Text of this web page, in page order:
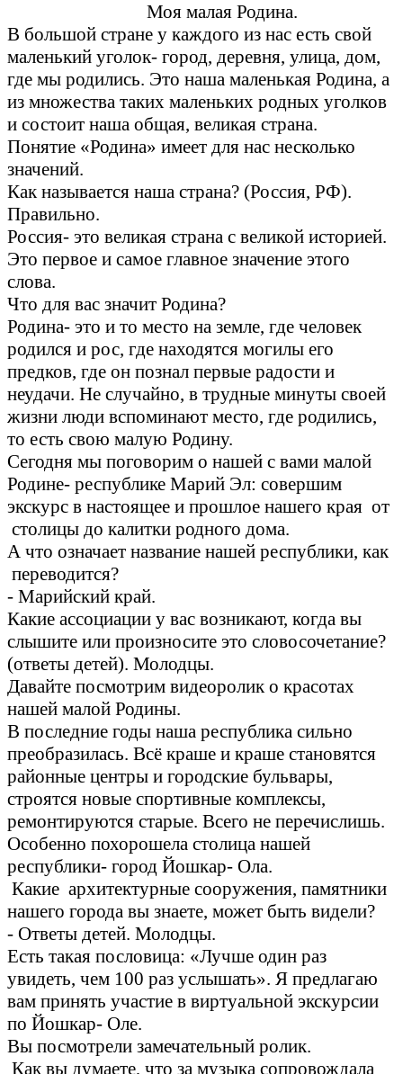
Моя малая Родина.
В большой стране у каждого из нас есть свой
маленький уголок- город, деревня, улица, дом,
где мы родились. Это наша маленькая Родина, а
из множества таких маленьких родных уголков
и состоит наша общая, великая страна.
Понятие «Родина» имеет для нас несколько
значений.
Как называется наша страна? (Россия, РФ).
Правильно.
Россия- это великая страна с великой историей.
Это первое и самое главное значение этого
слова.
Что для вас значит Родина?
Родина- это и то место на земле, где человек
родился и рос, где находятся могилы его
предков, где он познал первые радости и
неудачи. Не случайно, в трудные минуты своей
жизни люди вспоминают место, где родились,
то есть свою малую Родину.
Сегодня мы поговорим о нашей с вами малой
Родине- республике Марий Эл: совершим
экскурс в настоящее и прошлое нашего края от
столицы до калитки родного дома.
А что означает название нашей республики, как
переводится?
- Марийский край.
Какие ассоциации у вас возникают, когда вы
слышите или произносите это словосочетание?
(ответы детей). Молодцы.
Давайте посмотрим видеоролик о красотах
нашей малой Родины.
В последние годы наша республика сильно
преобразилась. Всё краше и краше становятся
районные центры и городские бульвары,
строятся новые спортивные комплексы,
ремонтируются старые. Всего не перечислишь.
Особенно похорошела столица нашей
республики- город Йошкар- Ола.
Какие архитектурные сооружения, памятники
нашего города вы знаете, может быть видели?
- Ответы детей. Молодцы.
Есть такая пословица: «Лучше один раз
увидеть, чем 100 раз услышать». Я предлагаю
вам принять участие в виртуальной экскурсии
по Йошкар- Оле.
Вы посмотрели замечательный ролик.
Как вы думаете, что за музыка сопровождала